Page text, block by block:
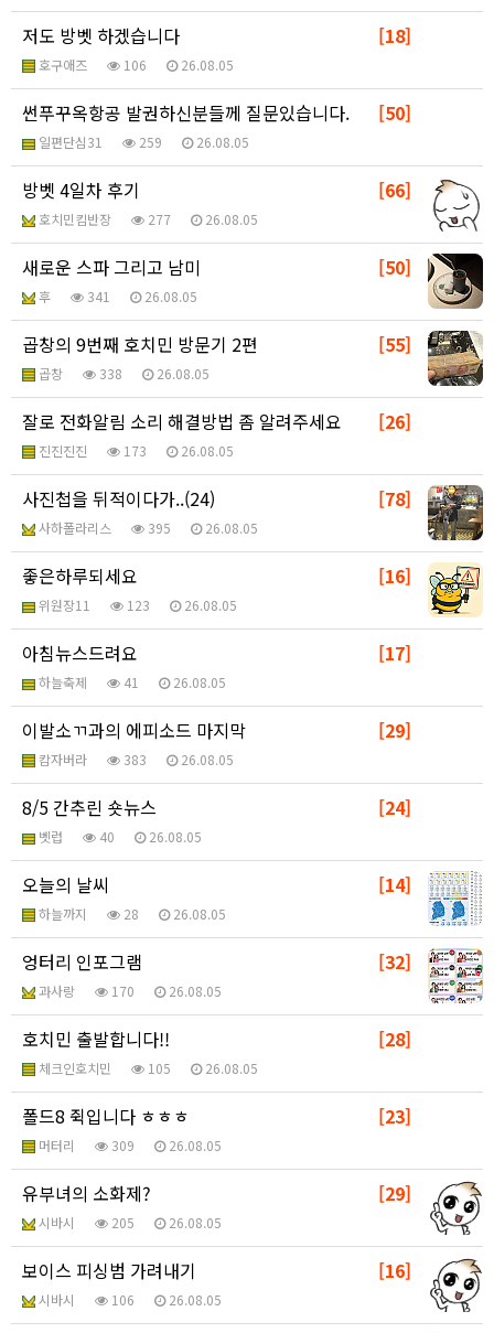
[18]
저도 방벳 하겠습니다
호구애즈 106 26.08.05
[50]
썬푸꾸옥항공 발권하신분들께 질문있습니다.
일편단심31 259 26.08.05
[66]
방벳 4일차 후기
호치민킴반장 277 26.08.05
[50]
새로운 스파 그리고 남미
후 341 26.08.05
[55]
곱창의 9번째 호치민 방문기 2편
곱창 338 26.08.05
[26]
잘로 전화알림 소리 해결방법 좀 알려주세요
진진진진 173 26.08.05
[78]
사진첩을 뒤적이다가..(24)
사하폴라리스 395 26.08.05
[16]
좋은하루되세요
위원장11 123 26.08.05
[17]
아침뉴스드려요
하늘축제 41 26.08.05
[29]
이발소ㄲ과의 에피소드 마지막
캄자버라 383 26.08.05
[24]
8/5 간추린 숏뉴스
벳럽 40 26.08.05
[14]
오늘의 날씨
하늘까지 28 26.08.05
[32]
엉터리 인포그램
과사랑 170 26.08.05
[28]
호치민 출발합니다!!
체크인호치민 105 26.08.05
[23]
폴드8 쥑입니다 ㅎㅎㅎ
머터리 309 26.08.05
[29]
유부녀의 소화제?
시바시 205 26.08.05
[16]
보이스 피싱범 가려내기
시바시 106 26.08.05